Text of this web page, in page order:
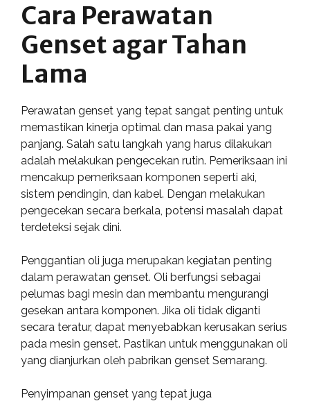
Cara Perawatan
Genset agar Tahan
Lama
Perawatan genset yang tepat sangat penting untuk
memastikan kinerja optimal dan masa pakai yang
panjang. Salah satu langkah yang harus dilakukan
adalah melakukan pengecekan rutin. Pemeriksaan ini
mencakup pemeriksaan komponen seperti aki,
sistem pendingin, dan kabel. Dengan melakukan
pengecekan secara berkala, potensi masalah dapat
terdeteksi sejak dini.
Penggantian oli juga merupakan kegiatan penting
dalam perawatan genset. Oli berfungsi sebagai
pelumas bagi mesin dan membantu mengurangi
gesekan antara komponen. Jika oli tidak diganti
secara teratur, dapat menyebabkan kerusakan serius
pada mesin genset. Pastikan untuk menggunakan oli
yang dianjurkan oleh pabrikan genset Semarang.
Penyimpanan genset yang tepat juga